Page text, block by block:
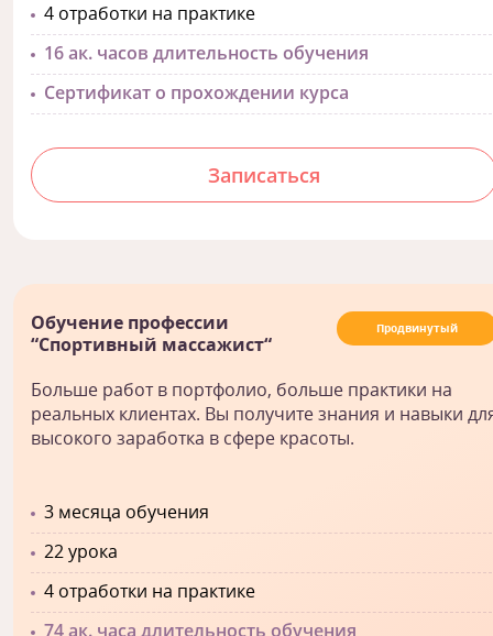
4 отработки на практике
16 ак. часов длительность обучения
Сертификат о прохождении курса
Записаться
Продвинутый
Обучение профессии
“Спортивный массажист“
Больше работ в портфолио, больше практики на
реальных клиентах. Вы получите знания и навыки
высокого заработка в сфере красоты.
3 месяца обучения
22 урока
4 отработки на практике
74 ак. часа длительность обучения